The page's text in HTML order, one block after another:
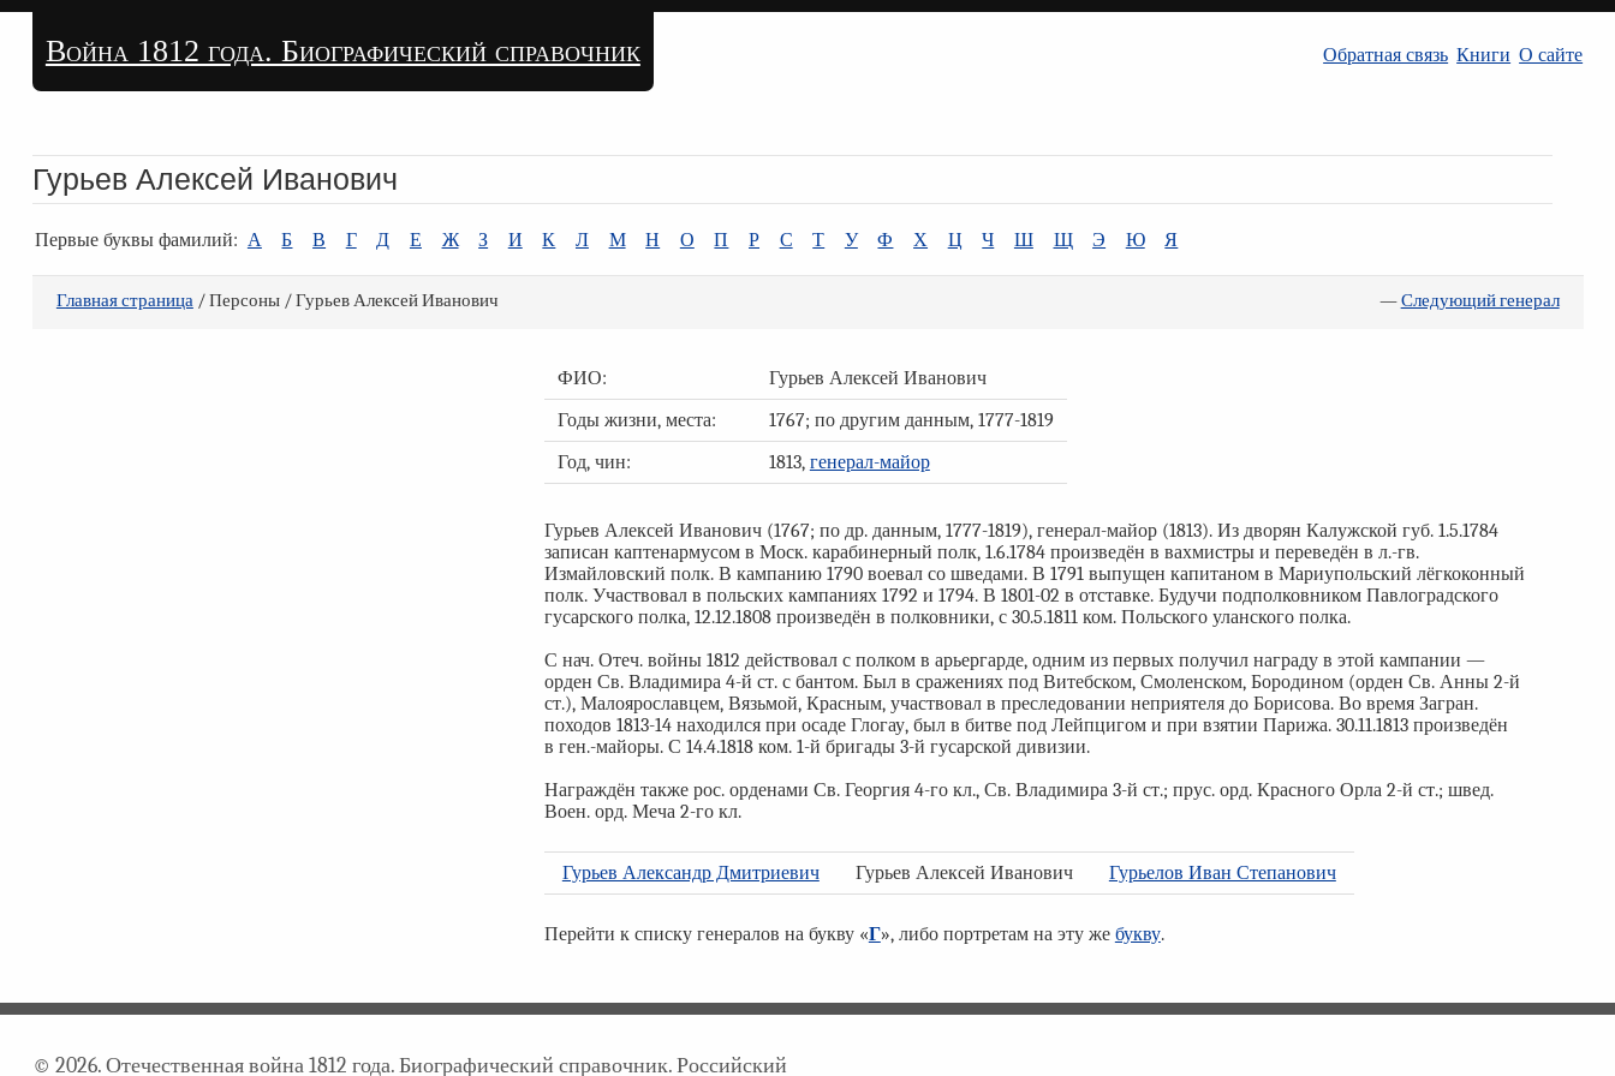
Война 1812 года. Биографический справочник Обратная связь Книги О сайте
Гурьев Алексей Иванович
Первые буквы фамилий: А Б В Г Д Е Ж З И К Л М Н О П Р С Т У Ф Х Ц Ч Ш Щ Э Ю Я
Главная страница/ Персоны / Гурьев Алексей Иванович —Следующий генерал
ФИО:
Гурьев Алексей Иванович
Годы жизни, места:
1767; по другим данным, 1777-1819
Год, чин:
1813, генерал-майор
Гурьев Алексей Иванович (1767; по др. данным, 1777-1819), генерал-майор (1813). Из дворян Калужской губ. 1.5.1784
записан каптенармусом в Моск. карабинерный полк, 1.6.1784 произведён в вахмистры и переведён в л.-гв.
Измайловский полк. В кампанию 1790 воевал со шведами. В 1791 выпущен капитаном в Мариупольский лёгкоконный
полк. Участвовал в польских кампаниях 1792 и 1794. В 1801-02 в отставке. Будучи подполковником Павлоградского
гусарского полка, 12.12.1808 произведён в полковники, с 30.5.1811 ком. Польского уланского полка.
С нач. Отеч. войны 1812 действовал с полком в арьергарде, одним из первых получил награду в этой кампании —
орден Св. Владимира 4-й ст. с бантом. Был в сражениях под Витебском, Смоленском, Бородином (орден Св. Анны 2-й
ст.), Малоярославцем, Вязьмой, Красным, участвовал в преследовании неприятеля до Борисова. Во время Загран.
походов 1813-14 находился при осаде Глогау, был в битве под Лейпцигом и при взятии Парижа. 30.11.1813 произведён
в ген.-майоры. С 14.4.1818 ком. 1-й бригады 3-й гусарской дивизии.
Награждён также рос. орденами Св. Георгия 4-го кл., Св. Владимира 3-й ст.; прус. орд. Красного Орла 2-й ст.; швед.
Воен. орд. Меча 2-го кл.
Гурьев Александр Дмитриевич Гурьев Алексей Иванович Гурьелов Иван Степанович
Перейти к списку генералов на букву «Г», либо портретам на эту же букву.
© 2026. Отечественная война 1812 года. Биографический справочник. Российский